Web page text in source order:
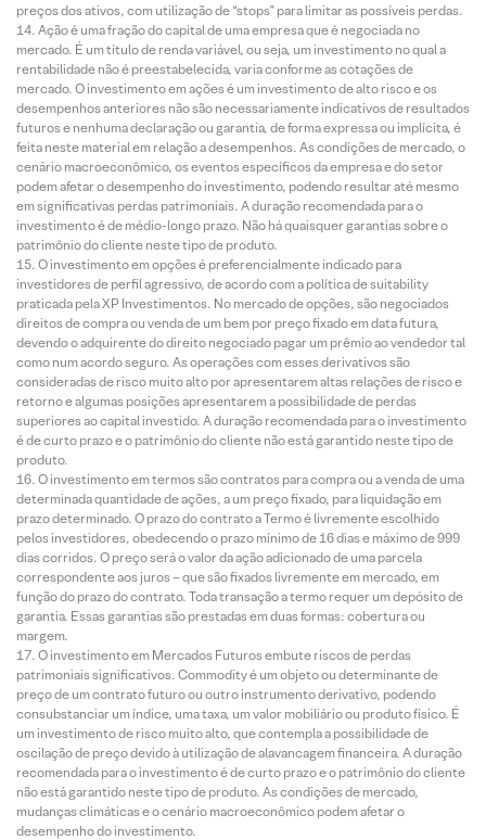
preços dos ativos, com utilização de “stops” para limitar as possíveis perdas.
Ação é uma fração do capital de uma empresa que é negociada no
mercado. É um título de renda variável, ou seja, um investimento no qual a
rentabilidade não é preestabelecida, varia conforme as cotações de
mercado. O investimento em ações é um investimento de alto risco e os
desempenhos anteriores não são necessariamente indicativos de resultados
futuros e nenhuma declaração ou garantia, de forma expressa ou implícita, é
feita neste material em relação a desempenhos. As condições de mercado, o
cenário macroeconômico, os eventos específicos da empresa e do setor
podem afetar o desempenho do investimento, podendo resultar até mesmo
em significativas perdas patrimoniais. A duração recomendada para o
investimento é de médio-longo prazo. Não há quaisquer garantias sobre o
patrimônio do cliente neste tipo de produto.
O investimento em opções é preferencialmente indicado para
investidores de perfil agressivo, de acordo com a política de suitability
praticada pela XP Investimentos. No mercado de opções, são negociados
direitos de compra ou venda de um bem por preço fixado em data futura,
devendo o adquirente do direito negociado pagar um prêmio ao vendedor tal
como num acordo seguro. As operações com esses derivativos são
consideradas de risco muito alto por apresentarem altas relações de risco e
retorno e algumas posições apresentarem a possibilidade de perdas
superiores ao capital investido. A duração recomendada para o investimento
é de curto prazo e o patrimônio do cliente não está garantido neste tipo de
produto.
O investimento em termos são contratos para compra ou a venda de uma
determinada quantidade de ações, a um preço fixado, para liquidação em
prazo determinado. O prazo do contrato a Termo é livremente escolhido
pelos investidores, obedecendo o prazo mínimo de 16 dias e máximo de 999
dias corridos. O preço será o valor da ação adicionado de uma parcela
correspondente aos juros – que são fixados livremente em mercado, em
função do prazo do contrato. Toda transação a termo requer um depósito de
garantia. Essas garantias são prestadas em duas formas: cobertura ou
margem.
O investimento em Mercados Futuros embute riscos de perdas
patrimoniais significativos. Commodity é um objeto ou determinante de
preço de um contrato futuro ou outro instrumento derivativo, podendo
consubstanciar um índice, uma taxa, um valor mobiliário ou produto físico. É
um investimento de risco muito alto, que contempla a possibilidade de
oscilação de preço devido à utilização de alavancagem financeira. A duração
recomendada para o investimento é de curto prazo e o patrimônio do cliente
não está garantido neste tipo de produto. As condições de mercado,
mudanças climáticas e o cenário macroeconômico podem afetar o
desempenho do investimento.